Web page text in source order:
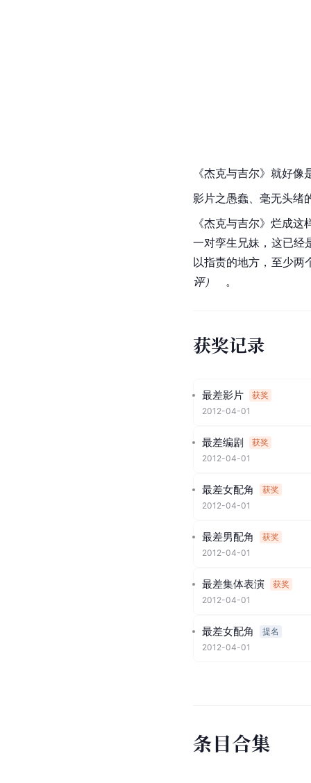
《杰克与吉尔》就好
影片之愚蠢、毫无头绪
《杰克与吉尔》烂成
一对孪生兄妹，这已经
以指责的地方，至少两
评）
。
获奖记录
最差影片
获奖
2012-04-01
最差编剧
获奖
2012-04-01
最差女配角
获奖
2012-04-01
最差男配角
获奖
2012-04-01
最差集体表演
获奖
2012-04-01
最差女配角
提名
2012-04-01
条目合集